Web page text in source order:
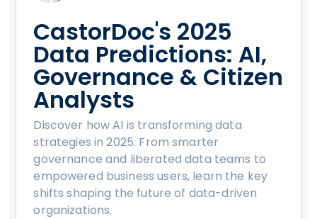
CastorDoc's 2025
Data Predictions: AI,
Governance & Citizen
Analysts
Discover how AI is transforming data
strategies in 2025. From smarter
governance and liberated data teams to
empowered business users, learn the key
shifts shaping the future of data-driven
organizations.